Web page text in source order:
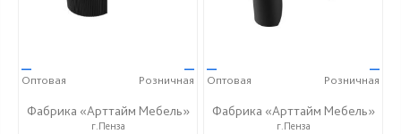
—
Оптовая
—
Розничная
Фабрика «Арттайм Мебель»
г.Пенза
—
Оптовая
—
Розничная
Фабрика «Арттайм Мебель»
г.Пенза